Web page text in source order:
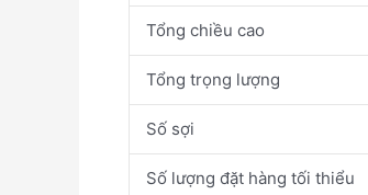
Tổng chiều cao
Tổng trọng lượng
Số sợi
Số lượng đặt hàng tối thiểu